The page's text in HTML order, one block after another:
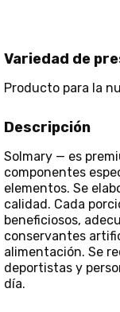
Variedad de
Producto para la
Descripción
Solmary — es
componentes
elementos. Se
calidad. Cada
beneficiosos,
conservantes
alimentación. Se
deportistas y
día.